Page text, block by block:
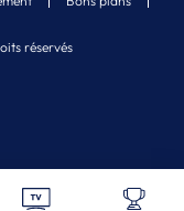
Fermer
réservés